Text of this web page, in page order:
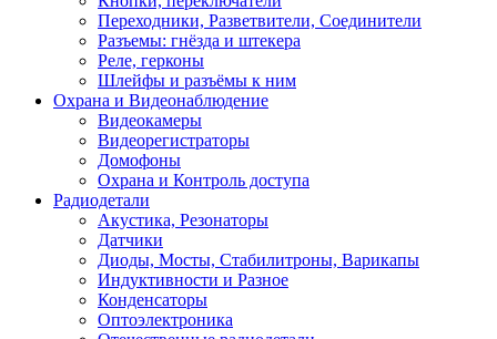
Переходники, Разветвители, Соединители
Разъемы: гнёзда и штекера
Реле, герконы
Шлейфы и разъёмы к ним
Охрана и Видеонаблюдение
Видеокамеры
Видеорегистраторы
Домофоны
Охрана и Контроль доступа
Радиодетали
Акустика, Резонаторы
Датчики
Диоды, Мосты, Стабилитроны, Варикапы
Индуктивности и Разное
Конденсаторы
Оптоэлектроника